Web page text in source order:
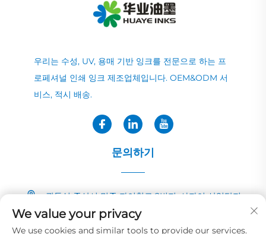
우리는 수성, UV, 용매 기반 잉크를 전문으로 하는 프
로페셔널 인쇄 잉크 제조업체입니다. OEM&ODM 서
비스, 적시 배송.
문의하기
광둥성 중산시 민중 자이칭로 2번지, 샤자이 산업단지
+86-13726040081
We value your privacy
We use cookies and similar tools to provide our services.